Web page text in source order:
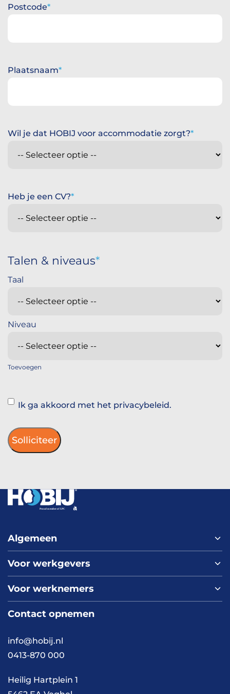
Postcode
Plaatsnaam
Wil je dat HOBIJ voor accommodatie zorgt?
Heb je een CV?
Talen & niveaus
Toevoegen
Instemming
Ik ga akkoord met het privacybeleid.
Algemeen
Home
Over ons
Werken bij HOBIJ
Contact
Voor werkgevers
Nieuws
Blog
Academy
Cases
Voor werknemers
Vacaturepagina
Werken en wonen
Kennis en inspiratie
Contact opnemen
info@hobij.nl
0413-870 000
Heilig Hartplein 1